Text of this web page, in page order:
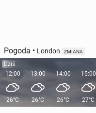
Pogoda • London ZMIANA
Dziś
12:00
26°C
13:00
26°C
14:00
26°C
15:00
27°C